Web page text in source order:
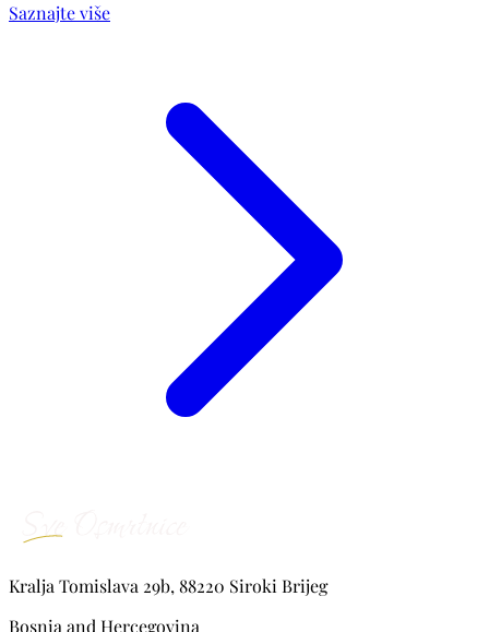
Saznajte više
Kralja Tomislava 29b, 88220 Siroki Brijeg
Bosnia and Hercegovina